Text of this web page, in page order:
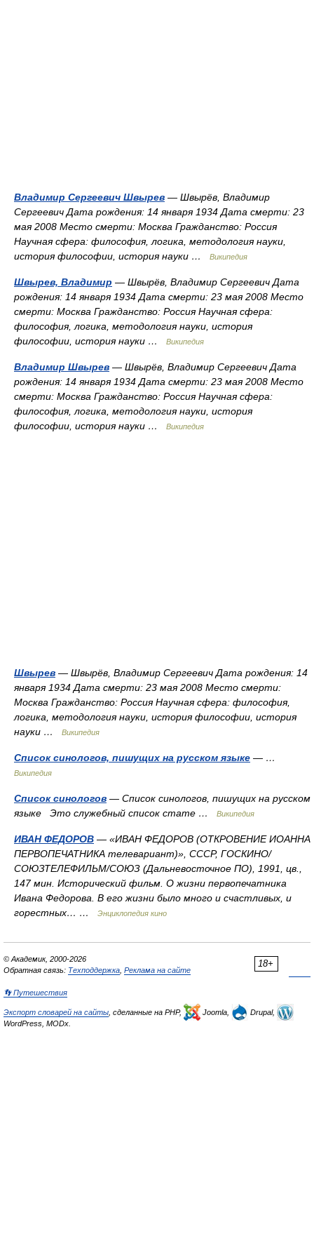
Владимир Сергеевич Швырев — Швырёв, Владимир
Сергеевич Дата рождения: 14 января 1934 Дата смерти: 23
мая 2008 Место смерти: Москва Гражданство: Россия
Научная сфера: философия, логика, методология науки,
история философии, история науки …
Википедия
Швырев, Владимир — Швырёв, Владимир Сергеевич Дата
рождения: 14 января 1934 Дата смерти: 23 мая 2008 Место
смерти: Москва Гражданство: Россия Научная сфера:
философия, логика, методология науки, история
философии, история науки …
Википедия
Владимир Швырев — Швырёв, Владимир Сергеевич Дата
рождения: 14 января 1934 Дата смерти: 23 мая 2008 Место
смерти: Москва Гражданство: Россия Научная сфера:
философия, логика, методология науки, история
философии, история науки …
Википедия
Швырев — Швырёв, Владимир Сергеевич Дата рождения: 14
января 1934 Дата смерти: 23 мая 2008 Место смерти:
Москва Гражданство: Россия Научная сфера: философия,
логика, методология науки, история философии, история
науки …
Википедия
Список синологов, пишущих на русском языке — …
Википедия
Список синологов — Список синологов, пишущих на русском
языке Это служебный список стате …
Википедия
ИВАН ФЕДОРОВ — «ИВАН ФЕДОРОВ (ОТКРОВЕНИЕ ИОАННА
ПЕРВОПЕЧАТНИКА телевариант)», СССР, ГОСКИНО/
СОЮЗТЕЛЕФИЛЬМ/СОЮЗ (Дальневосточное ПО), 1991, цв.,
147 мин. Исторический фильм. О жизни первопечатника
Ивана Федорова. В его жизни было много и счастливых, и
горестных… …
Энциклопедия кино
18+
© Академик, 2000-2026
Обратная связь: Техподдержка Реклама на сайте
👣 Путешествия
Экспорт словарей на сайты , сделанные на PHP, Joomla,
Drupal,
WordPress, MODx.